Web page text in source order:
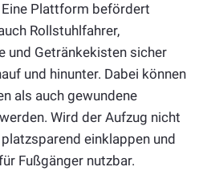
Plattform befördert
Rollstuhlfahrer,
und Getränkekisten sicher
und hinunter. Dabei können
als auch gewundene
Wird der Aufzug nicht
einklappen und
Fußgänger nutzbar.